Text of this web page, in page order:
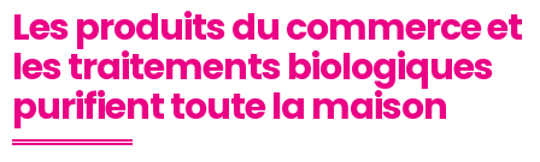
Les produits du commerce et
les traitements biologiques
purifient toute la maison